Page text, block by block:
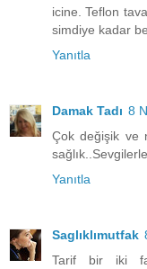
icine. Teflon
simdiye kadar
Yanıtla
Damak Tadı 8
Çok değişik ve
sağlık..Sevgilerle..
Yanıtla
Saglıklımutfak
Tarif bir iki